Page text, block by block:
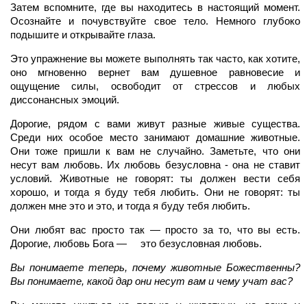
Затем вспомните, где вы находитесь в настоящий момент.
Осознайте и почувствуйте свое тело. Немного глубоко
подышите и открывайте глаза.
Это упражнение вы можете выполнять так часто, как хотите,
оно мгновенно вернет вам душевное равновесие и
ощущение силы, освободит от стрессов и любых
диссонансных эмоций.
Дорогие, рядом с вами живут разные живые существа.
Среди них особое место занимают домашние животные.
Они тоже пришли к вам не случайно. Заметьте, что они
несут вам любовь. Их любовь безусловна - она не ставит
условий. Животные не говорят: ты должен вести себя
хорошо, и тогда я буду тебя любить. Они не говорят: ты
должен мне это и это, и тогда я буду тебя любить.
Они любят вас просто так — просто за то, что вы есть.
Дорогие, любовь Бога — это безусловная любовь.
Вы понимаете теперь, почему животные Божественны?
Вы понимаете, какой дар они несут вам и чему учат вас?